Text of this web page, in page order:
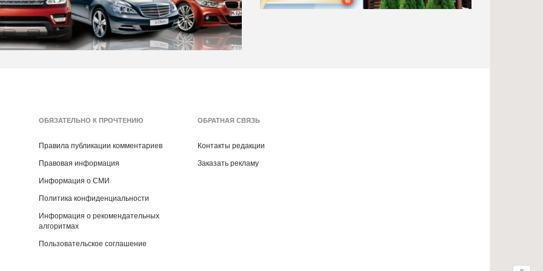
ОБЯЗАТЕЛЬНО К ПРОЧТЕНИЮ
Правила публикации комментариев
Правовая информация
Информация о СМИ
Политика конфиденциальности
Информация о рекомендательных
алгоритмах
Пользовательское соглашение
ОБРАТНАЯ СВЯЗЬ
Контакты редакции
Заказать рекламу